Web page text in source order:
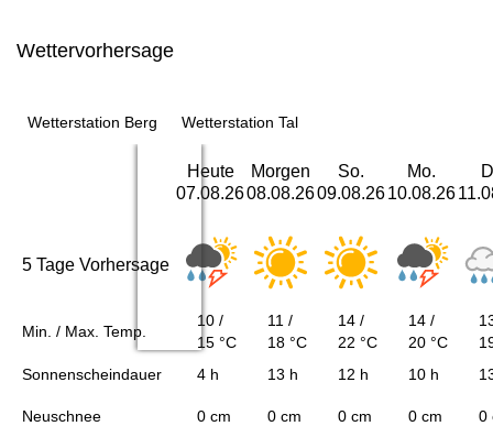
Wettervorhersage
Wetterstation Berg Wetterstation Tal
Heute
07.08.26
Morgen
08.08.26
So.
09.08.26
Mo.
10.08.26
5 Tage Vorhersage
Min. / Max. Temp.
10 /
15 °C
11 /
18 °C
14 /
22 °C
14 /
20 °C
Sonnenscheindauer
4 h 13 h 12 h 10 h
Neuschnee 0 cm 0 cm 0 cm 0 cm 0